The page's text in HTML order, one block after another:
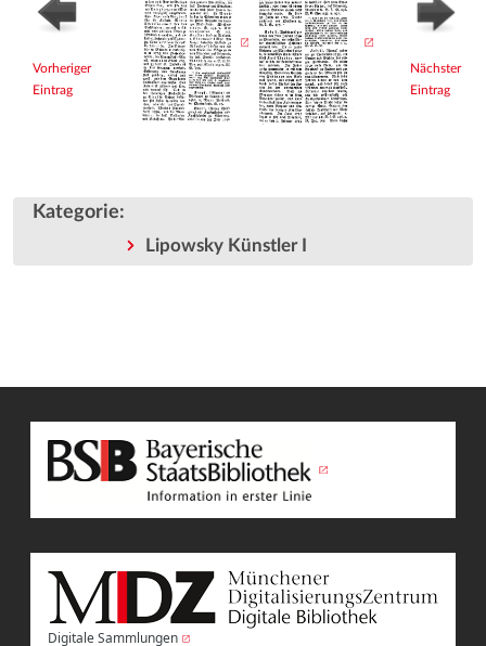
Vorheriger
Eintrag
Nächster
Eintrag
Kategorie:
Lipowsky Künstler I
Digitale Sammlungen